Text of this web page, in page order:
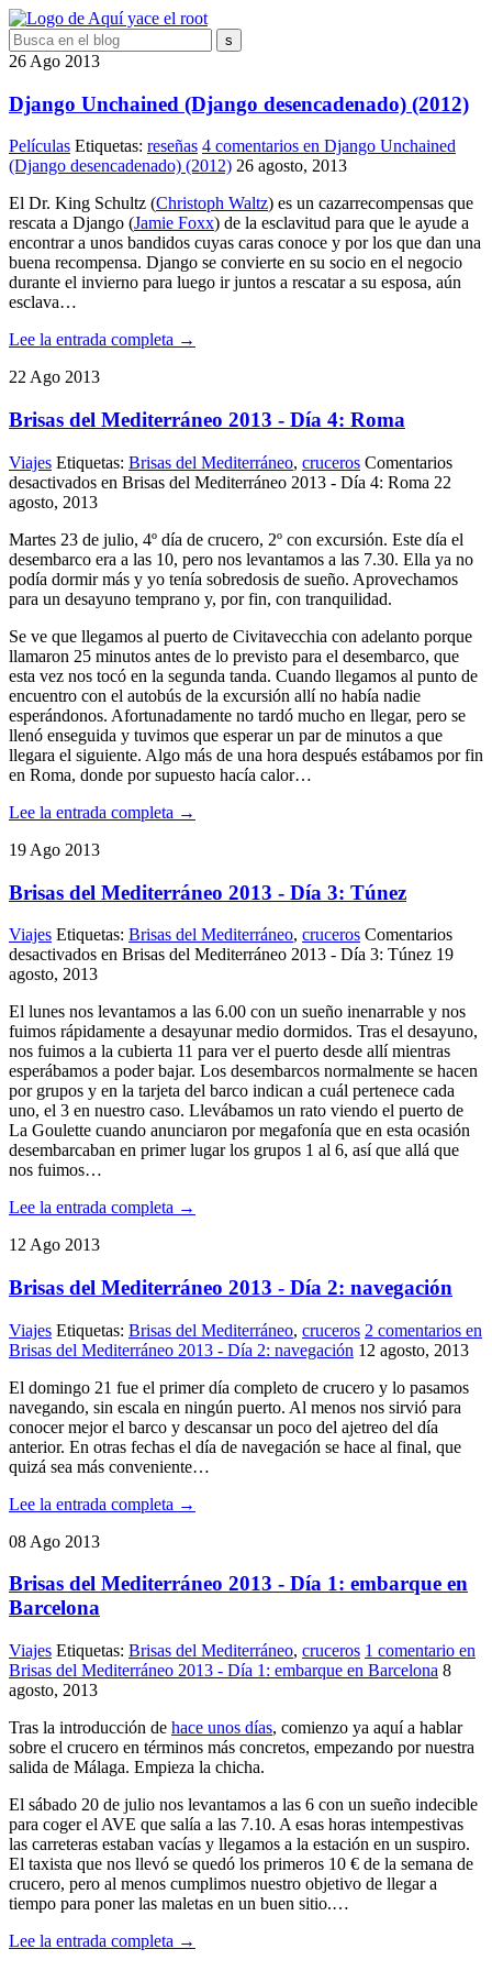
26 Ago 2013
Django Unchained (Django desencadenado) (2012)
Películas Etiquetas: reseñas 4 comentarios en Django Unchained
(Django desencadenado) (2012) 26 agosto, 2013
El Dr. King Schultz (Christoph Waltz) es un cazarrecompensas que
rescata a Django (Jamie Foxx) de la esclavitud para que le ayude a
encontrar a unos bandidos cuyas caras conoce y por los que dan una
buena recompensa. Django se convierte en su socio en el negocio
durante el invierno para luego ir juntos a rescatar a su esposa, aún
esclava…
Lee la entrada completa →
22Ago 2013
Brisas del Mediterráneo 2013 - Día 4: Roma
Viajes Etiquetas: Brisas del Mediterráneo, cruceros Comentarios
desactivados en Brisas del Mediterráneo 2013 - Día 4: Roma 22
agosto, 2013
Martes 23 de julio, 4º día de crucero, 2º con excursión. Este día el
desembarco era a las 10, pero nos levantamos a las 7.30. Ella ya no
podía dormir más y yo tenía sobredosis de sueño. Aprovechamos
para un desayuno temprano y, por fin, con tranquilidad.
Se ve que llegamos al puerto de Civitavecchia con adelanto porque
llamaron 25 minutos antes de lo previsto para el desembarco, que
esta vez nos tocó en la segunda tanda. Cuando llegamos al punto de
encuentro con el autobús de la excursión allí no había nadie
esperándonos. Afortunadamente no tardó mucho en llegar, pero se
llenó enseguida y tuvimos que esperar un par de minutos a que
llegara el siguiente. Algo más de una hora después estábamos por fin
en Roma, donde por supuesto hacía calor…
Lee la entrada completa →
19 Ago 2013
Brisas del Mediterráneo 2013 - Día 3: Túnez
Viajes Etiquetas: Brisas del Mediterráneo, cruceros Comentarios
desactivados en Brisas del Mediterráneo 2013 - Día 3: Túnez 19
agosto, 2013
El lunes nos levantamos a las 6.00 con un sueño inenarrable y nos
fuimos rápidamente a desayunar medio dormidos. Tras el desayuno,
nos fuimos a la cubierta 11 para ver el puerto desde allí mientras
esperábamos a poder bajar. Los desembarcos normalmente se hacen
por grupos y en la tarjeta del barco indican a cuál pertenece cada
uno, el 3 en nuestro caso. Llevábamos un rato viendo el puerto de
La Goulette cuando anunciaron por megafonía que en esta ocasión
desembarcaban en primer lugar los grupos 1 al 6, así que allá que
nos fuimos…
Lee la entrada completa →
12 Ago 2013
Brisas del Mediterráneo 2013 - Día 2: navegación
Viajes Etiquetas: Brisas del Mediterráneo, cruceros 2 comentarios en
Brisas del Mediterráneo 2013 - Día 2: navegación 12 agosto, 2013
El domingo 21 fue el primer día completo de crucero y lo pasamos
navegando, sin escala en ningún puerto. Al menos nos sirvió para
conocer mejor el barco y descansar un poco del ajetreo del día
anterior. En otras fechas el día de navegación se hace al final, que
quizá sea más conveniente…
Lee la entrada completa →
08 Ago 2013
Brisas del Mediterráneo 2013 - Día 1: embarque en
Barcelona
Viajes Etiquetas: Brisas del Mediterráneo, cruceros 1 comentario en
Brisas del Mediterráneo 2013 - Día 1: embarque en Barcelona 8
agosto, 2013
Tras la introducción de hace unos días, comienzo ya aquí a hablar
sobre el crucero en términos más concretos, empezando por nuestra
salida de Málaga. Empieza la chicha.
El sábado 20 de julio nos levantamos a las 6 con un sueño indecible
para coger el AVE que salía a las 7.10. A esas horas intempestivas
las carreteras estaban vacías y llegamos a la estación en un suspiro.
El taxista que nos llevó se quedó los primeros 10 € de la semana de
crucero, pero al menos cumplimos nuestro objetivo de llegar a
tiempo para poner las maletas en un buen sitio.…
Lee la entrada completa →